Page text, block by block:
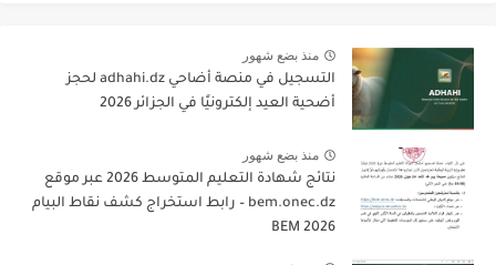
منذ بضع شهور
التسجيل في منصة أضاحي adhahi.dz لحجز
أضحية العيد إلكترونيًا في الجزائر 2026
منذ بضع شهور
نتائج شهادة التعليم المتوسط 2026 عبر موقع
bem.onec.dz – رابط استخراج كشف نقاط البيام
BEM 2026